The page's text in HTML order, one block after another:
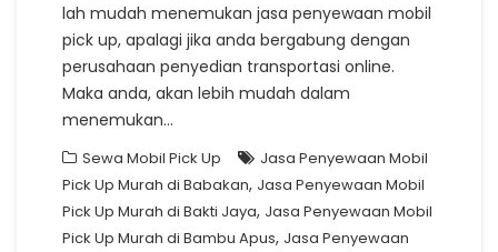
lah mudah menemukan jasa penyewaan mobil
pick up, apalagi jika anda bergabung dengan
perusahaan penyedian transportasi online.
Maka anda, akan lebih mudah dalam
menemukan…
Sewa Mobil Pick Up
Jasa Penyewaan Mobil
Pick Up Murah di Babakan, Jasa Penyewaan Mobil
Pick Up Murah di Bakti Jaya, Jasa Penyewaan Mobil
Pick Up Murah di Bambu Apus, Jasa Penyewaan